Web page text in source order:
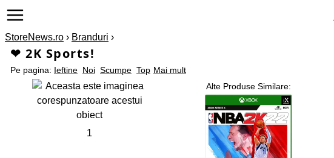
StoreNews.ro › Branduri ›
❤ 2K Sports!
Mai mult
Pe pagina: Ieftine Noi Scumpe Top
1
Alte Produse Similare:
2